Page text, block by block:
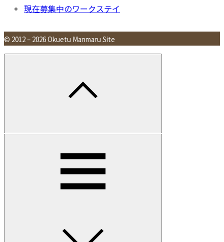
現在募集中のワークステイ
© 2012 – 2026 Okuetu Manmaru Site